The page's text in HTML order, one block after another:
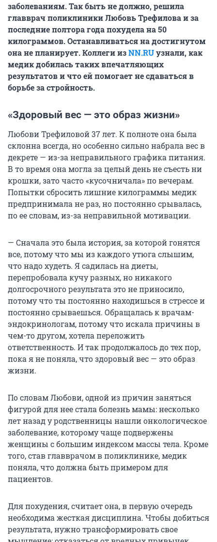
заболеваниям. Так быть не должно, решила
главврач поликлиники Любовь Трефилова и за
последние полтора года похудела на 50
килограммов. Останавливаться на достигнутом
она не планирует. Коллеги изNN.RUузнали, как
медик добилась таких впечатляющих
результатов и что ей помогает не сдаваться в
борьбе за стройность.
«Здоровый вес — это образ жизни»
Любови Трефиловой 37 лет. К полноте она была
склонна всегда, но особенно сильно набрала вес в
декрете — из-за неправильного графика питания.
В то время она могла за целый день не съесть ни
крошки, зато часто «кусочничала» по вечерам.
Попытки сбросить лишние килограммы медик
предпринимала не раз, но постоянно срывалась,
по ее словам, из-за неправильной мотивации.
— Сначала это была история, за которой гонятся
все, потому что мы из каждого утюга слышим,
что надо худеть. Я садилась на диеты,
перепробовала кучу разных, но никакого
долгосрочного результата это не приносило,
потому что ты постоянно находишься в стрессе и
постоянно срываешься. Обращалась к врачам-
эндокринологам, потому что искала причины в
чем-то другом, хотела переложить
ответственность. И так продолжалось до тех пор,
пока я не поняла, что здоровый вес — это образ
жизни.
По словам Любови, одной из причин заняться
фигурой для нее стала болезнь мамы: несколько
лет назад у родственницы нашли онкологическое
заболевание, которому чаще подвержены
женщины с большим индексом массы тела. Кроме
того, став главврачом в поликлинике, медик
поняла, что должна быть примером для
пациентов.
Для похудения, считает она, в первую очередь
необходима жесткая дисциплина. Чтобы добиться
результата, нужно трансформировать свое